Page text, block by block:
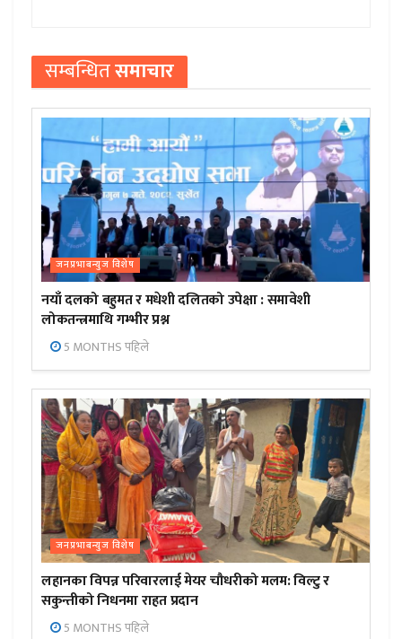
सम्बन्धितसमाचार
जनप्रभाबन्युज विशेष
नयाँ दलको बहुमत र मधेशी दलितको उपेक्षा : समावेशी
लोकतन्त्रमाथि गम्भीर प्रश्न
5 MONTHS पहिले
जनप्रभाबन्युज विशेष
लहानका विपन्न परिवारलाई मेयर चौधरीको मलम: विल्टु र
सकुन्तीको निधनमा राहत प्रदान
5 MONTHS पहिले